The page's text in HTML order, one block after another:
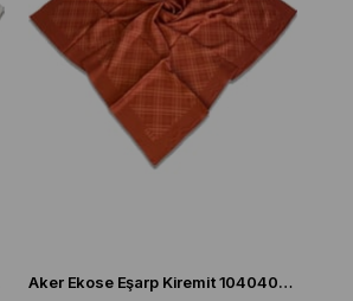
Aker Ekose Eşarp Kiremit 1040400 - 961 - 32717